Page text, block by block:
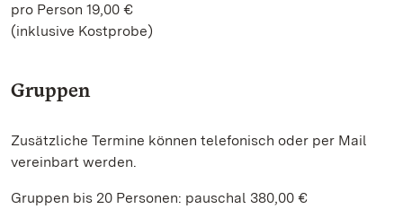
pro Person 19,00 €
(inklusive Kostprobe)
Gruppen
Zusätzliche Termine können telefonisch oder per Mail
vereinbart werden.
Gruppen bis 20 Personen: pauschal 380,00 €